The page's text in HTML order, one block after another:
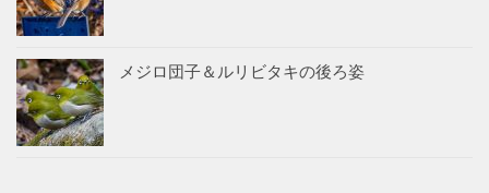
メジロ団子＆ルリビタキの後ろ姿